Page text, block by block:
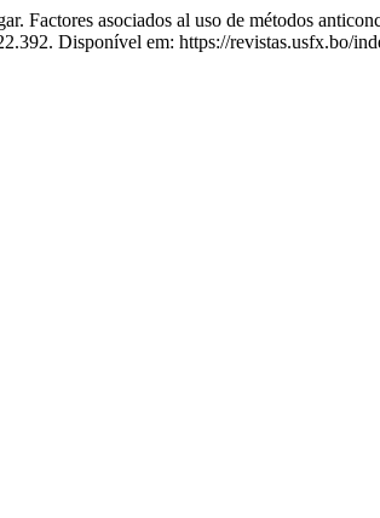
Factores asociados al uso de métodos
Disponível em: https://revistas.usfx.bo/